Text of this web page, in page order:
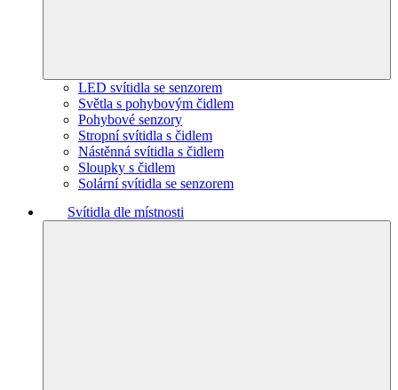
LED svítidla se senzorem
Světla s pohybovým čidlem
Pohybové senzory
Stropní svítidla s čidlem
Nástěnná svítidla s čidlem
Sloupky s čidlem
Solární svítidla se senzorem
Svítidla dle místnosti